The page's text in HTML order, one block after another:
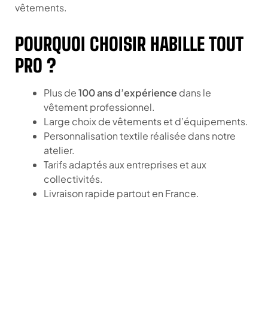
vêtements.
POURQUOI CHOISIR HABILLE TOUT
PRO ?
Plus de100 ans d’expérience dans le
vêtement professionnel.
Large choix de vêtements et d’équipements.
Personnalisation textile réalisée dans notre
atelier.
Tarifs adaptés aux entreprises et aux
collectivités.
Livraison rapide partout en France.